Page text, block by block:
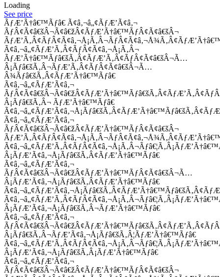
Loading
See price
ÃƒÆ’Ã†â€™Ãƒâ€ Ã¢â‚¬â„¢ÃƒÆ’Ã¢â‚¬
ÃƒÂ¢Ã¢â€šÂ¬Ã¢â€žÂ¢ÃƒÆ’Ã†â€™ÃƒÂ¢Ã¢â€šÂ¬
Ã¢â‚¬â„¢ÃƒÆ’Ã‚Â¢ÃƒÂ¢Ã¢â‚¬Å¡Ã‚Â¬
ÃƒÆ’Ã†â€™Ãƒâ€šÃ‚Â¢ÃƒÆ’Ã‚Â¢ÃƒÂ¢Ã¢â€šÂ¬Ã…
Â¡Ãƒâ€šÃ‚Â¬ÃƒÆ’Ã‚Â¢ÃƒÂ¢Ã¢â€šÂ¬Ã…
Â¾Ãƒâ€šÃ‚Â¢ÃƒÆ’Ã†â€™Ãƒâ€
Ã¢â‚¬â„¢ÃƒÆ’Ã¢â‚¬
Â¡Ãƒâ€šÃ‚Â¬ ÃƒÆ’Ã†â€™Ãƒâ€
Ã¢â‚¬â„¢ÃƒÆ’Ã¢â‚¬
ÃƒÂ¢Ã¢â€šÂ¬Ã¢â€žÂ¢ÃƒÆ’Ã†â€™ÃƒÂ¢Ã¢â€šÂ¬
Â¡ÃƒÆ’Ã¢â‚¬Å¡Ãƒâ€šÃ‚Â¢ÃƒÆ’Ã†â€™Ãƒâ€
Ã¢â‚¬â„¢ÃƒÆ’Ã¢â‚¬
ÃƒÂ¢Ã¢â€šÂ¬Ã¢â€žÂ¢ÃƒÆ’Ã†â€™ÃƒÂ¢Ã¢â€šÂ¬Ã…
Â¡ÃƒÆ’Ã¢â‚¬Å¡Ãƒâ€šÃ‚Â¢ÃƒÆ’Ã†â€™Ãƒâ€
Â¡ÃƒÆ’Ã¢â‚¬Å¡Ãƒâ€šÃ‚Â¬ÃƒÆ’Ã†â€™Ãƒâ€
Ã¢â‚¬â„¢ÃƒÆ’Ã¢â‚¬
Â¡Ãƒâ€šÃ‚Â¬ÃƒÆ’Ã¢â‚¬Å¡Ãƒâ€šÃ‚Â¦ÃƒÆ’Ã†â€™Ãƒâ€
Â¡ÃƒÆ’Ã¢â‚¬Å¡Ãƒâ€šÃ‚Â¡ÃƒÆ’Ã†â€™Ãƒâ€
Ã¢â‚¬â„¢ÃƒÆ’Ã¢â‚¬
ÃƒÂ¢Ã¢â€šÂ¬Ã¢â€žÂ¢ÃƒÆ’Ã†â€™ÃƒÂ¢Ã¢â€šÂ¬